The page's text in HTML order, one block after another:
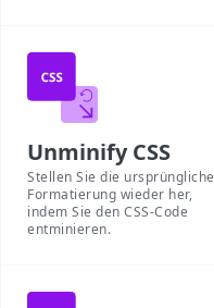
Unminify CSS
Stellen Sie die ursprüngliche
Formatierung wieder her,
indem Sie den CSS-Code
entminieren.